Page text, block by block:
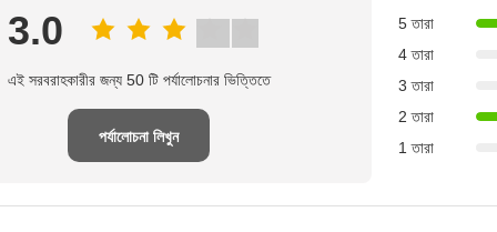
3.0
এই সরবরাহকারীর জন্য 50 টি পর্যালোচনার ভিত্তিতে
পর্যালোচনা লিখুন
5 তারা
4 তারা
3 তারা
2 তারা
1 তারা